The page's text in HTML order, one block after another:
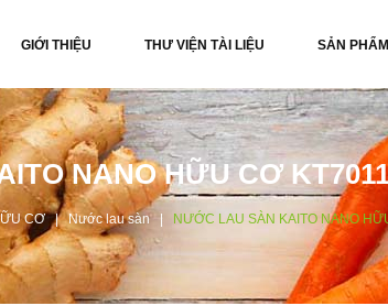
GIỚI THIỆU THƯ VIỆN TÀI LIỆU SẢN PHẨM
NANO HỮU CƠ
CƠ Nước lau sàn NƯỚC LAU SÀN KAITO NANO